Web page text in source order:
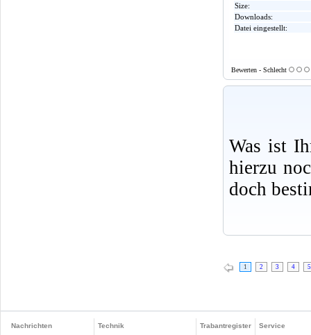
Size:
Downloads:
Datei eingestellt:
Bewerten - Schlecht
Was ist
hierzu
doch
1 2 3 4 5
Nachrichten
Technik
Trabantregister
Service